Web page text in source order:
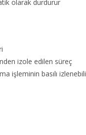
olarak durdurur
izole edilen süreç
işleminin basılı